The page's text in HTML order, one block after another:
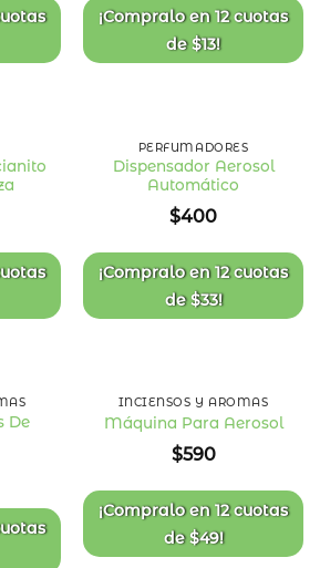
¡Compralo en12 cuotas
de$13!
Añadir
PERFUMADORES
Dispensador Aerosol
Automático
$400
¡Compralo en12 cuotas
de$33!
De
de
deseos
INCIENSOS Y AROMAS
Máquina Para Aerosol
$590
¡Compralo en12 cuotas
de$49!